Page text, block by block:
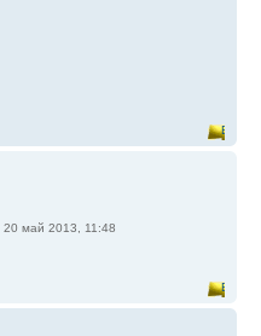
20 май 2013, 11:48